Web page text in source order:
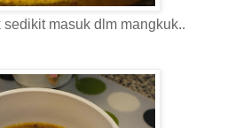
masuk dlm mangkuk..